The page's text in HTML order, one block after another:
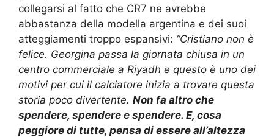
collegarsi al fatto che CR7 ne avrebbe
abbastanza della modella argentina e dei suoi
atteggiamenti troppo espansivi: “Cristiano non è
felice. Georgina passa la giornata chiusa in un
centro commerciale a Riyadh e questo è uno dei
motivi per cui il calciatore inizia a trovare questa
storia poco divertente. Non fa altro che
spendere, spendere e spendere. E, cosa
peggiore di tutte, pensa di essere all’altezza